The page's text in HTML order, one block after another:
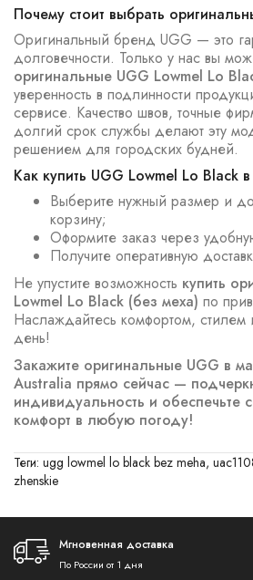
Почему стоит выбрать
Оригинальный бренд UGG — это
долговечности. Только у нас вы
оригинальные UGG Lowmel Lo
уверенность в подлинности
сервисе. Качество швов, точные
долгий срок службы делают эту
решением для городских будней.
Как купить UGG Lowmel Lo Black
Выберите нужный размер и
корзину;
Оформите заказ через
Получите оперативную
Не упустите возможность купить
Lowmel Lo Black (без меха) по
Наслаждайтесь комфортом, стилем
день!
Закажите оригинальные UGG в
Australia прямо сейчас —
индивидуальность и обеспечьте
комфорт в любую погоду!
Теги: ugg lowmel lo black bez meha,
zhenskie
Мгновенная доставка
По России от 1 дня